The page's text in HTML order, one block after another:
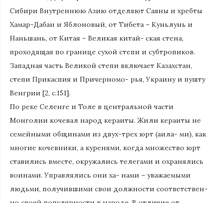
Сибири Внутреннюю Азию отделяют Саяны и хребты
Хамар-Дабан и Яблоновый, от Тибета – Куньлунь и
Наньшань, от Китая – Великая китай- ская стена,
проходящая по границе сухой степи и субтропиков.
Западная часть Великой степи включает Казахстан,
степи Прикаспия и Причерномо- рья, Украину и пушту
Венгрии [2, с.151].
По реке Селенге и Толе в центральной части
Монголии кочевал народ кераиты. Жили кераиты не
семейными общинами из двух-трех юрт (аила- ми), как
многие кочевники, а куренями, когда множество юрт
ставились вместе, окружались телегами и охранялись
воинами. Управлялись они ха- нами – уважаемыми
людьми, получившими свои должности соответствен-